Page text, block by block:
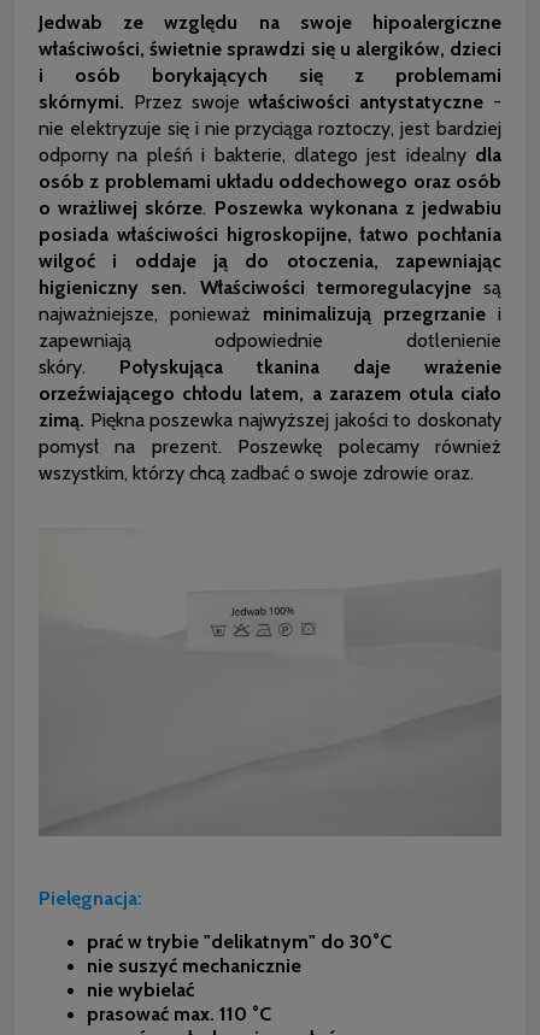
Jedwab ze względu na swoje hipoalergiczne
właściwości, świetnie sprawdzi się u alergików, dzieci
i osób borykających się z problemami
skórnymi. Przez swojewłaściwości antystatyczne -
nie elektryzuje się i nie przyciąga roztoczy, jest bardziej
odporny na pleśń i bakterie, dlatego jest idealny dla
osób z problemami układu oddechowego oraz osób
o wrażliwej skórze. Poszewka wykonana z jedwabiu
posiada właściwości higroskopijne, łatwo pochłania
wilgoć i oddaje ją do otoczenia, zapewniając
higieniczny sen.
Właściwości termoregulacyjnesą
najważniejsze, ponieważ minimalizują przegrzanie i
zapewniają odpowiednie dotlenienie
skóry. Połyskująca tkanina daje wrażenie
orzeźwiającego chłodu latem, a zarazem otula ciało
zimą. Piękna poszewka najwyższej jakości to doskonały
pomysł na prezent. Poszewkę polecamy również
wszystkim, którzy chcą zadbać o swoje zdrowie oraz.
Pielęgnacja:
prać w trybie "delikatnym" do 30°C
nie suszyć mechanicznie
nie wybielać
prasować max. 110 °C